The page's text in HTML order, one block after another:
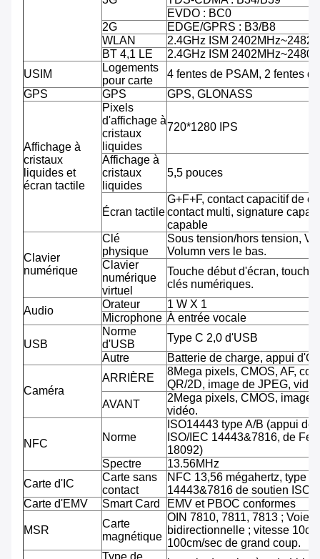
EVDO : BC0
2G
EDGE/GPRS : B3/B8
WLAN
2.4GHz ISM
BT 4,1 LE
2.4GHz ISM
USIM
Logements
pour carte
4 fentes de PSAM, 2 fentes
GPS
GPS GPS, GLONASS
Affichage à
cristaux
liquides et
écran tactile
Pixels
d'affichage à
cristaux
liquides
720*1280 IPS
Affichage à
cristaux
liquides
5,5 pouces
Écran tactile
G+F+F, contact capacitif de
contact multi, signature
capable
Clavier
numérique
Clé
physique
Sous tension/hors tension,
Volumn vers le bas.
Clavier
numérique
virtuel
Touche début d'écran, touche
clés numériques.
Audio
Orateur
1 W X 1
Microphone À entrée vocale
USB
Norme
d'USB
Type C 2,0 d'USB
Autre
Batterie de charge, appui
Caméra
ARRIÈRE
8Mega pixels, CMOS, AF,
QR/2D, image de JPEG,
AVANT
2Mega pixels, CMOS, image
vidéo.
NFC
Norme
ISO14443 type A/B (appui de
ISO/IEC 14443&7816, de
18092)
Spectre
13.56MHz
Carte d'IC
Carte sans
contact
NFC 13,56 mégahertz, type
14443&7816 de soutien ISO/
Carte d'EMV
Smart Card EMV et PBOC conformes
MSR
Carte
magnétique
OIN 7810, 7811, 7813 ; Voie
bidirectionnelle ; vitesse
100cm/sec de grand coup.